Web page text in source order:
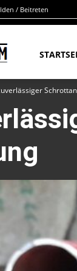
/ Beitreten